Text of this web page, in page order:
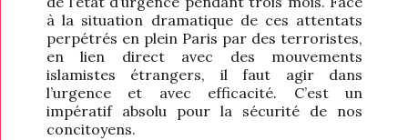
à la situation dramatique de ces attentats
perpétrés en plein Paris par des terroristes,
en lien direct avec des mouvements
islamistes étrangers, il faut agir dans
l’urgence et avec efficacité. C’est un
impératif absolu pour la sécurité de nos
concitoyens.